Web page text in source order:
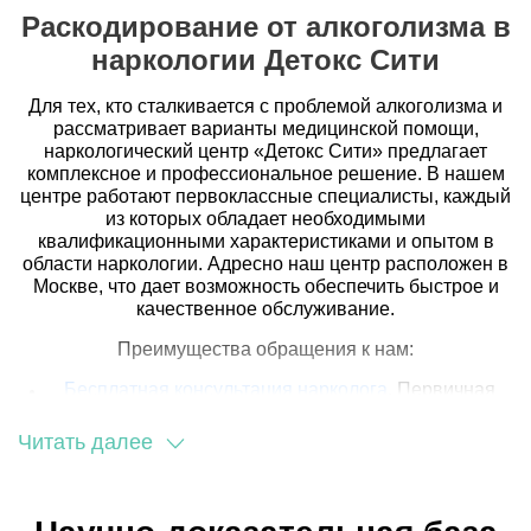
соответствии с вашими изменяющимися
потребностями.
Раскодирование от алкоголизма в
наркологии Детокс Сити
Для тех, кто сталкивается с проблемой алкоголизма и
рассматривает варианты медицинской помощи,
наркологический центр «Детокс Сити» предлагает
комплексное и профессиональное решение. В нашем
центре работают первоклассные специалисты, каждый
из которых обладает необходимыми
квалификационными характеристиками и опытом в
области наркологии. Адресно наш центр расположен в
Москве, что дает возможность обеспечить быстрое и
качественное обслуживание.
Преимущества обращения к нам:
Бесплатная консультация нарколога
. Первичная
Это позволяет пациенту получить предварительную
оценку своего состояния и сформировать план
предложены различные варианты раскодирования,
Читать далее